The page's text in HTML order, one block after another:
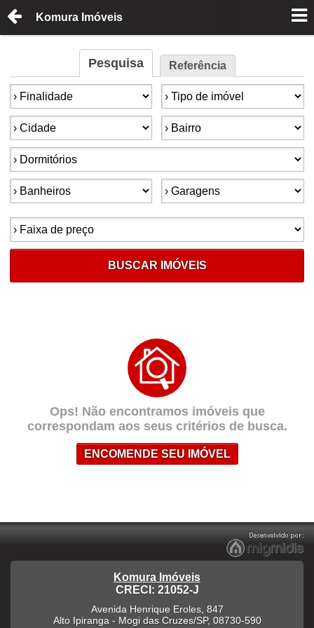
Komura Imóveis
Pesquisa Referência
Finalidade: Tipo de imóvel:
Cidade: Bairro:
Dormitórios:
Banheiros: Garagens:
Faixa de preço:
BUSCAR IMÓVEIS
Ops! Não encontramos imóveis que
correspondam aos seus critérios de busca.
ENCOMENDE SEU IMÓVEL
Komura Imóveis
CRECI: 21052-J
Avenida Henrique Eroles, 847
Alto Ipiranga - Mogi das Cruzes/SP, 08730-590